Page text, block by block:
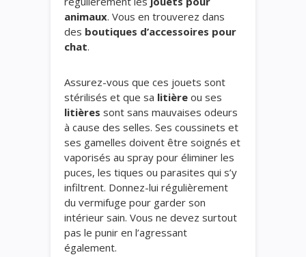
animaux. Vous en trouverez dans
des boutiques d’accessoires pour
chat.
Assurez-vous que ces jouets sont
stérilisés et que sa litière ou ses
litières sont sans mauvaises odeurs
à cause des selles. Ses coussinets et
ses gamelles doivent être soignés et
vaporisés au spray pour éliminer les
puces, les tiques ou parasites qui s’y
infiltrent. Donnez-lui régulièrement
du vermifuge pour garder son
intérieur sain. Vous ne devez surtout
pas le punir en l’agressant
également.